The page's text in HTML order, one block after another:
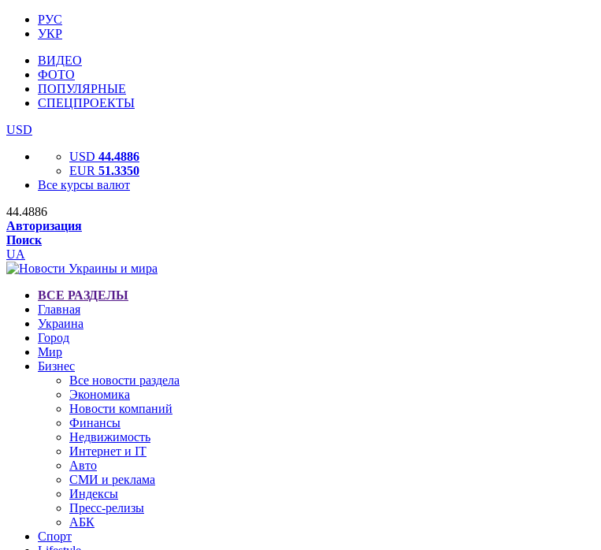
РУС
УКР
ВИДЕО
ФОТО
ПОПУЛЯРНЫЕ
СПЕЦПРОЕКТЫ
USD
USD 44.4886
EUR 51.3350
Все курсы валют
44.4886
Авторизация
Поиск
UA
ВСЕ РАЗДЕЛЫ
Главная
Украина
Город
Мир
Бизнес
Все новости раздела
Экономика
Новости компаний
Финансы
Недвижимость
Интернет и IT
Авто
СМИ и реклама
Индексы
Пресс-релизы
АБК
Спорт